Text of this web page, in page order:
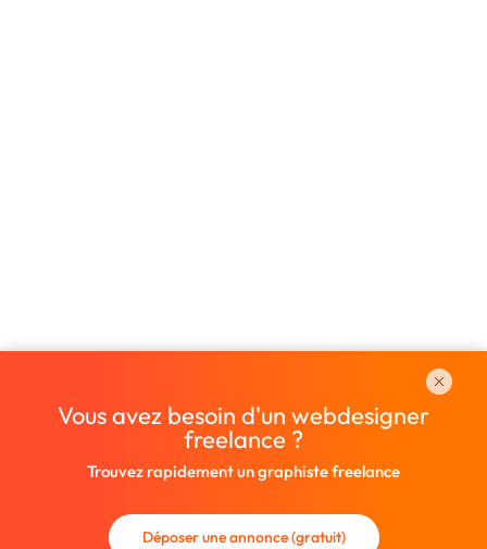
Vous avez besoin d'un webdesigner
freelance ?
Trouvez rapidement un graphiste freelance
Déposer une annonce (gratuit)